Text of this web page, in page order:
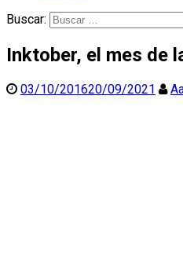
Buscar:
Inktober, el mes de
03/10/201620/09/2021